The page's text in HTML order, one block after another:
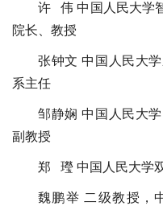
许 伟 中国人民大学
院长、教授
张钟文 中国人民大
系主任
邹静娴 中国人民大
副教授
郑 㼆 中国人民大学
魏鹏举 二级教授，